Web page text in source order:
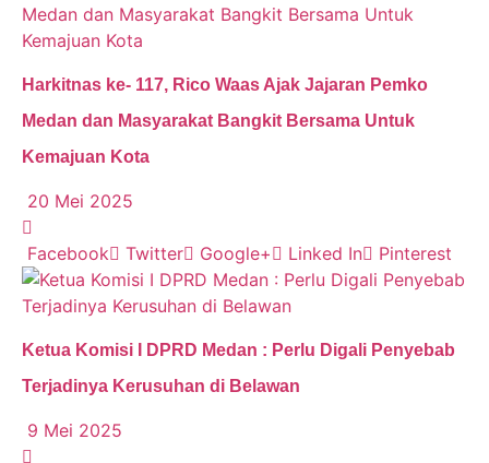
Harkitnas ke- 117, Rico Waas Ajak Jajaran Pemko
Medan dan Masyarakat Bangkit Bersama Untuk
Kemajuan Kota
20 Mei 2025
Facebook Twitter Google+ Linked In Pinterest
Ketua Komisi I DPRD Medan : Perlu Digali Penyebab
Terjadinya Kerusuhan di Belawan
9 Mei 2025